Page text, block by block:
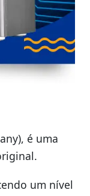
é uma
um nível